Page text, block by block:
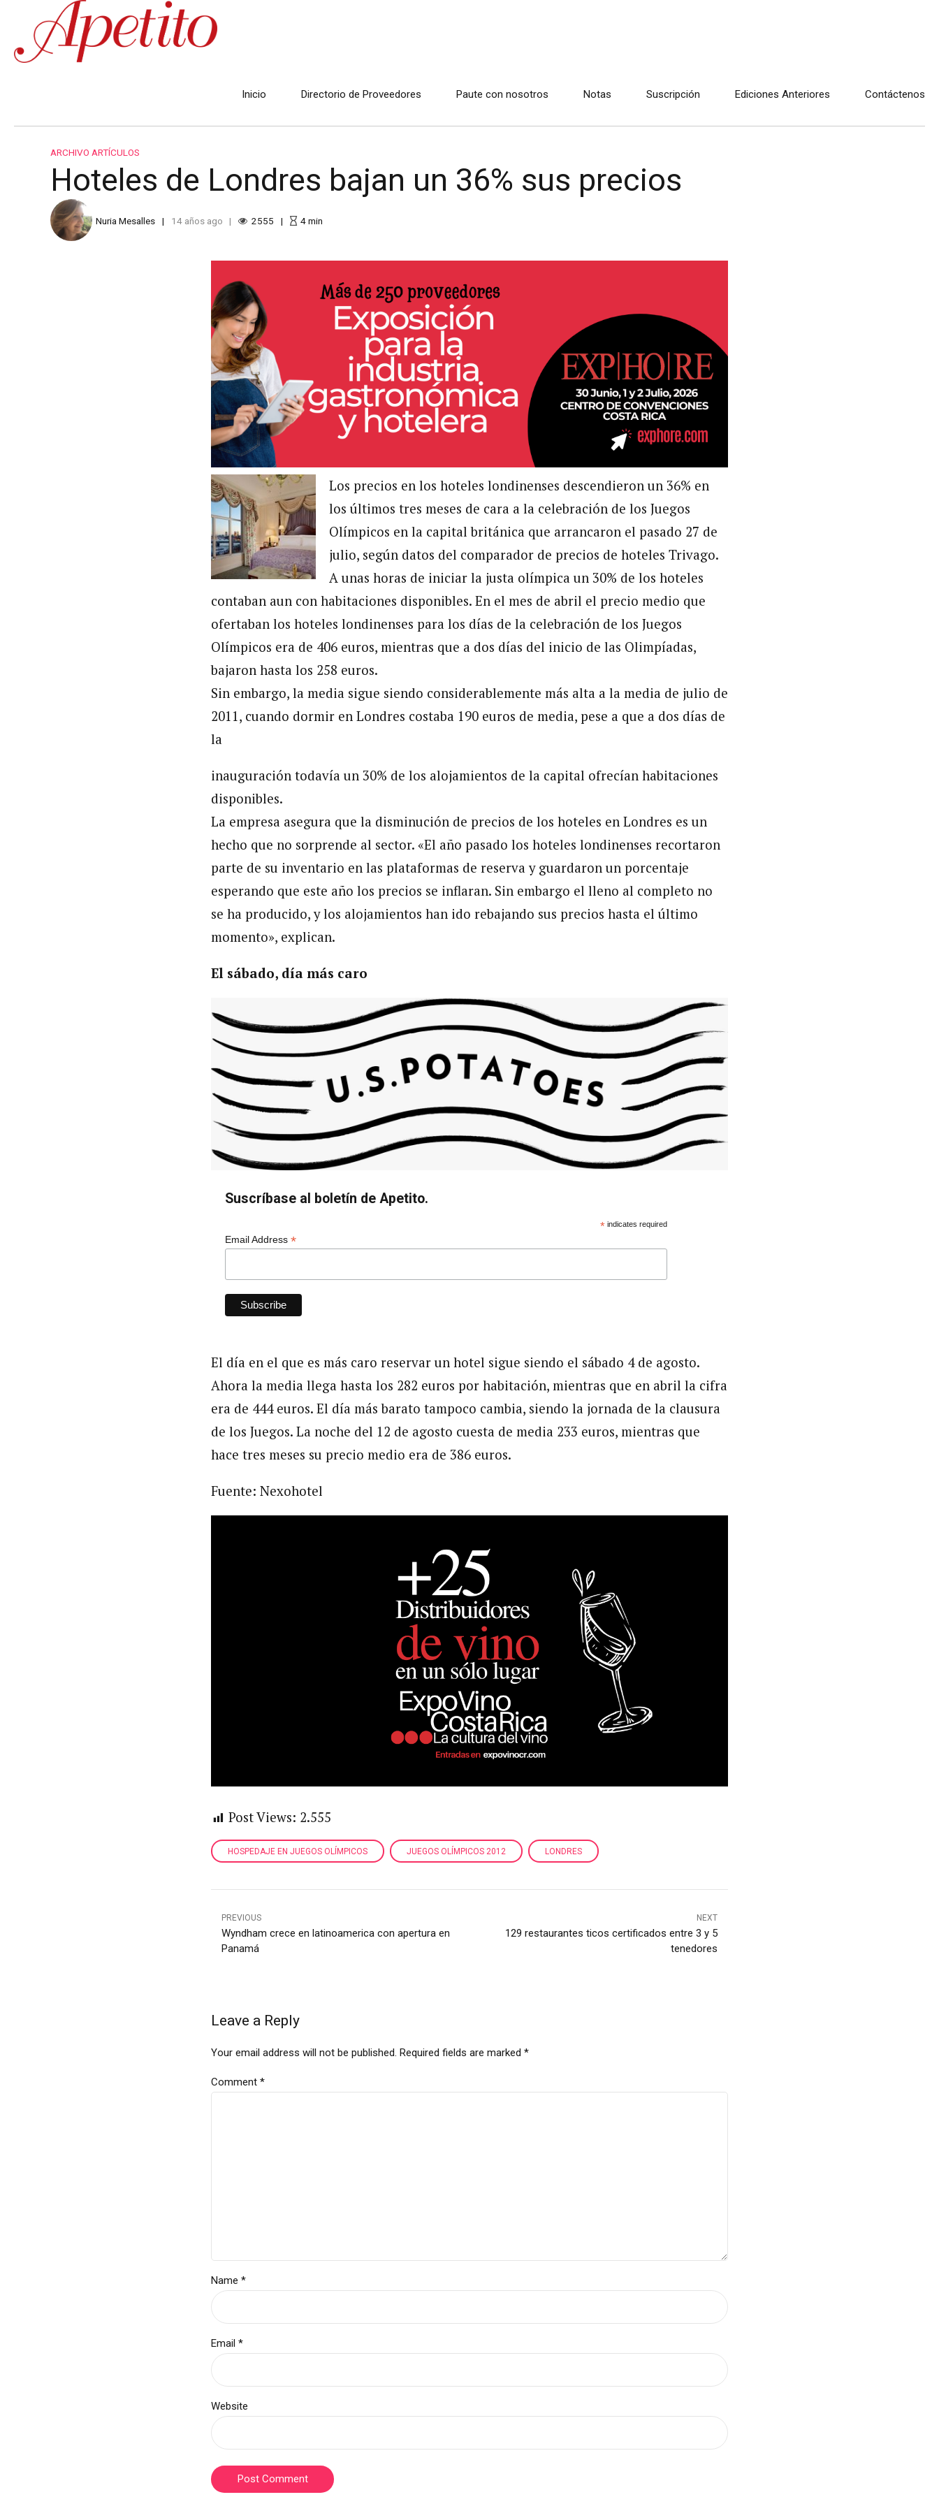
Inicio Directorio de Proveedores Paute con nosotros Notas Suscripción Ediciones Anteriores Contáctenos
ARCHIVO ARTÍCULOS
Hoteles de Londres bajan un 36% sus precios
Nuria Mesalles 14 años ago 2555 4min
Los precios en los hoteles londinenses descendieron un 36% en
los últimos tres meses de cara a la celebración de los Juegos
Olímpicos en la capital británica que arrancaron el pasado 27 de
julio, según datos del comparador de precios de hoteles Trivago.
A unas horas de iniciar la justa olímpica un 30% de los hoteles
contaban aun con habitaciones disponibles. En el mes de abril el precio medio que
ofertaban los hoteles londinenses para los días de la celebración de los Juegos
Olímpicos era de 406 euros, mientras que a dos días del inicio de las Olimpíadas,
bajaron hasta los 258 euros.
Sin embargo, la media sigue siendo considerablemente más alta a la media de julio de
2011, cuando dormir en Londres costaba 190 euros de media, pese a que a dos días de
la
inauguración todavía un 30% de los alojamientos de la capital ofrecían habitaciones
disponibles.
La empresa asegura que la disminución de precios de los hoteles en Londres es un
hecho que no sorprende al sector. «El año pasado los hoteles londinenses recortaron
parte de su inventario en las plataformas de reserva y guardaron un porcentaje
esperando que este año los precios se inflaran. Sin embargo el lleno al completo no
se ha producido, y los alojamientos han ido rebajando sus precios hasta el último
momento», explican.
El sábado, día más caro
Suscríbase al boletín de Apetito.
*indicates required
Email Address *
El día en el que es más caro reservar un hotel sigue siendo el sábado 4 de agosto.
Ahora la media llega hasta los 282 euros por habitación, mientras que en abril la cifra
era de 444 euros. El día más barato tampoco cambia, siendo la jornada de la clausura
de los Juegos. La noche del 12 de agosto cuesta de media 233 euros, mientras que
hace tres meses su precio medio era de 386 euros.
Fuente: Nexohotel
Post Views: 2.555
HOSPEDAJE EN JUEGOS OLÍMPICOS JUEGOS OLÍMPICOS 2012 LONDRES
PREVIOUS
Wyndham crece en latinoamerica con apertura en
Panamá
NEXT
129 restaurantes ticos certificados entre 3 y 5
tenedores
Leave a Reply
Your email address will not be published. Required fields are marked *
Comment *
Name *
Email *
Website
Post Comment